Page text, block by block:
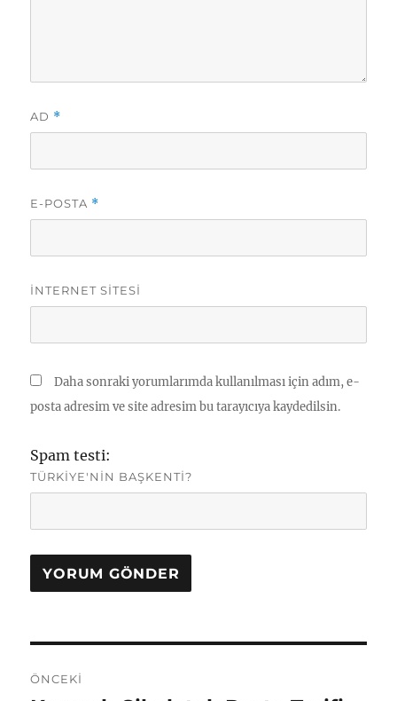
AD *
E-POSTA *
İNTERNET SITESI
Daha sonraki yorumlarımda kullanılması için adım, e-
posta adresim ve site adresim bu tarayıcıya kaydedilsin.
Spam testi:
TÜRKIYE'NIN BAŞKENTI?
ÖNCEKI